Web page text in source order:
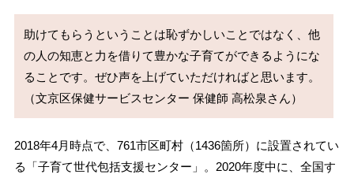
助けてもらうということは恥ずかしいことではなく、他
の人の知恵と力を借りて豊かな子育てができるようにな
ることです。ぜひ声を上げていただければと思います。
2018年4月時点で、761市区町村（1436箇所）に設置されてい
る「子育て世代包括支援センター」。2020年度中に、全国す